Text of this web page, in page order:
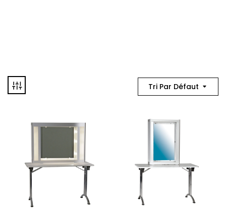
Tri Par Défaut